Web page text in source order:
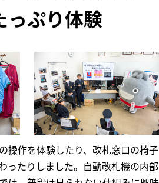
っぷり体験
操作を体験したり、改札窓口の椅子
ったりしました。自動改札機の内部